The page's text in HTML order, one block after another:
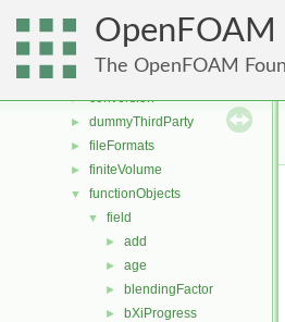
OpenFOAM
The OpenFOAM
atmosphericModels
combustionModels
► conversion
► dummyThirdParty
► fileFormats
► finiteVolume
▼ functionObjects
▼ field
► add
► age
► blendingFactor
► bXiProgress